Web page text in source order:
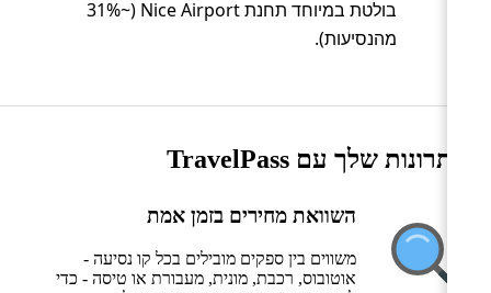
בולטת במיוחד תחנת Nice Airport (~31%
מהנסיעות).
היתרונות שלך עם TravelPass
השוואת מחירים בזמן אמת
משווים בין ספקים מובילים בכל קו נסיעה -
אוטובוס, רכבת, מונית, מעבורת או טיסה - כדי